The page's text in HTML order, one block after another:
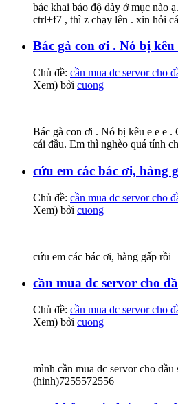
bác khai báo độ dày ở mục nào
ctrl+f7 , thì z chạy lên . xin hỏi
Bác gà con ơi . Nó bị kêu
Chủ đề: cần mua dc servor cho
Xem) bởi cuong
Bác gà con ơi . Nó bị kêu e e e
cái đầu. Em thì nghèo quá tính
cứu em các bác ơi, hàng
Chủ đề: cần mua dc servor cho
Xem) bởi cuong
cứu em các bác ơi, hàng gấp rồi
cần mua dc servor cho
Chủ đề: cần mua dc servor cho
Xem) bởi cuong
mình cần mua dc servor cho đầu
(hình)7255572556